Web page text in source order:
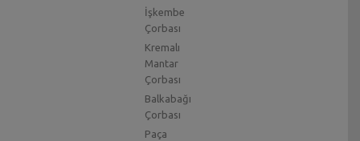
İşkembe
Çorbası
Kremalı
Mantar
Çorbası
Balkabağı
Çorbası
Paça